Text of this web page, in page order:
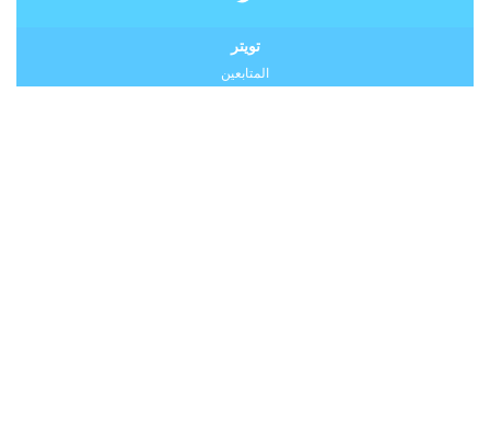
تويتر
المتابعين